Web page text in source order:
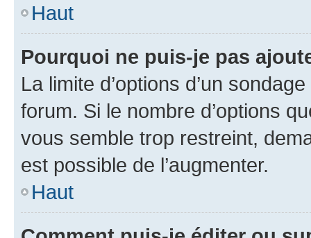
Haut
Pourquoi ne puis-je pas
La limite d’options d’un
forum. Si le nombre d’options
vous semble trop restreint,
est possible de l’augmenter.
Haut